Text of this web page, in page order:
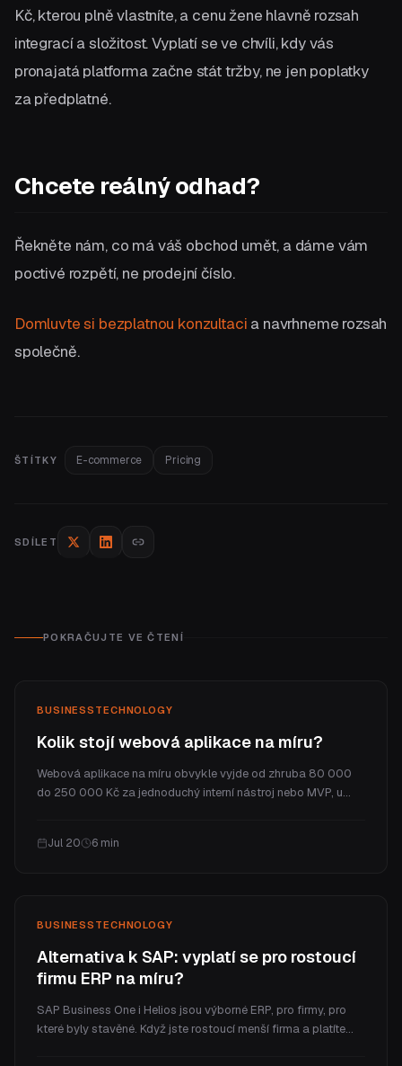
Kč, kterou plně vlastníte, a cenu žene hlavně rozsah
integrací a složitost. Vyplatí se ve chvíli, kdy vás
pronajatá platforma začne stát tržby, ne jen poplatky
za předplatné.
Chcete reálný odhad?
Řekněte nám, co má váš obchod umět, a dáme vám
poctivé rozpětí, ne prodejní číslo.
Domluvte si bezplatnou konzultaci a navrhneme rozsah
společně.
ŠTÍTKY E-commerce Pricing
SDÍLET
POKRAČUJTE VE ČTENÍ
BUSINESS TECHNOLOGY
Kolik stojí webová aplikace na míru?
Webová aplikace na míru obvykle vyjde od zhruba 80 000
do 250 000 Kč za jednoduchý interní nástroj nebo MVP, u
průběžné náklady.
Jul 20 6 min
BUSINESS TECHNOLOGY
Alternativa k SAP: vyplatí se pro rostoucí
firmu ERP na míru?
SAP Business One i Helios jsou výborné ERP, pro firmy, pro
které byly stavěné. Když jste rostoucí menší firma a platíte